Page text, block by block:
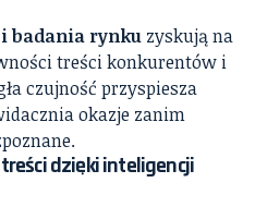
badania rynku zyskują na
treści konkurentów i
czujność przyspiesza
okazje zanim
dzięki inteligencji